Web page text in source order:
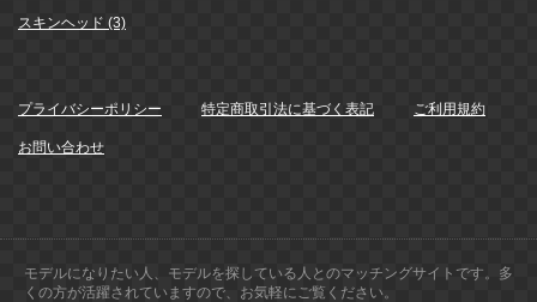
スキンヘッド (3)
プライバシーポリシー 特定商取引法に基づく表記 ご利用規約
お問い合わせ
モデルになりたい人、モデルを探している人とのマッチングサイトです。多
くの方が活躍されていますので、お気軽にご覧ください。